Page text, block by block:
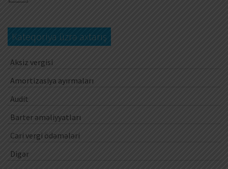
Kateqoriya üzrə axtarış
Aksiz vergisi
Amortizasiya ayırmaları
Audit
Barter əməliyyatları
Cari vergi ödəmələri
Digər